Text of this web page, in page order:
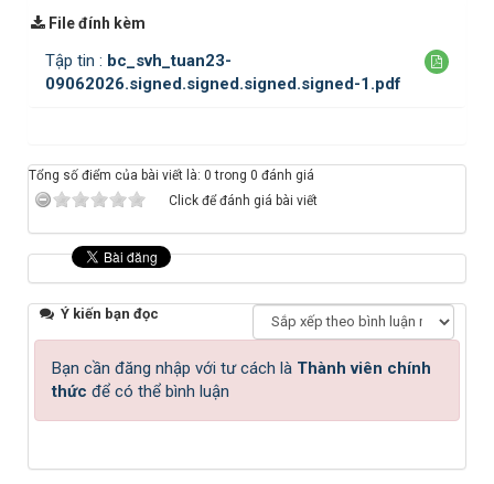
File đính kèm
Tập tin : bc_svh_tuan23-
09062026.signed.signed.signed.signed-1.pdf
Tổng số điểm của bài viết là: 0 trong 0 đánh giá
Click để đánh giá bài viết
Ý kiến bạn đọc
Bạn cần đăng nhập với tư cách là Thành viên chính
thức để có thể bình luận